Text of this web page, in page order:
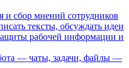
и сбор мнений сотрудников
тексты, обсуждать идеи
рабочей информации и
— чаты, задачи, файлы —